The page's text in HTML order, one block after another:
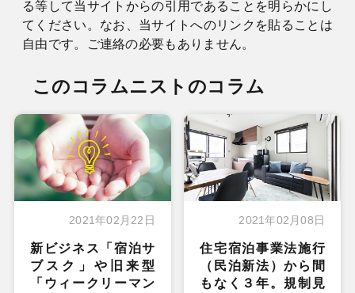
る等して当サイトからの引用であることを明らかにし
てください。なお、当サイトへのリンクを貼ることは
自由です。ご連絡の必要もありません。
このコラムニストのコラム
2021年02月22日
新ビジネス「宿泊サ
ブスク」や旧来型
「ウィークリーマン
2021年02月08日
住宅宿泊事業法施行
（民泊新法）から間
もなく３年。規制見